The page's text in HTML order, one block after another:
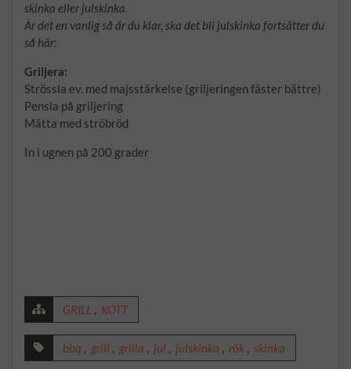
skinka eller julskinka.
Är det en vanlig så är du klar, ska det bli julskinka fortsätter du
så här:
Griljera:
Strössla ev. med majsstärkelse (griljeringen fäster bättre)
Pensla på griljering
Mätta med ströbröd
In i ugnen på 200 grader
GRILL , KÖTT
bbq , grill , grilla , jul , julskinka , rök , skinka